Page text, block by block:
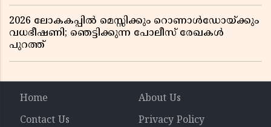
2026 ലോകകപ്പിൽ മെസ്സിക്കും റൊണാൾഡോയ്ക്കും
വധഭീഷണി; ഞെട്ടിക്കുന്ന പോലീസ് രേഖകൾ
പുറത്ത്
Home
About Us
Contact Us
Privacy Policy